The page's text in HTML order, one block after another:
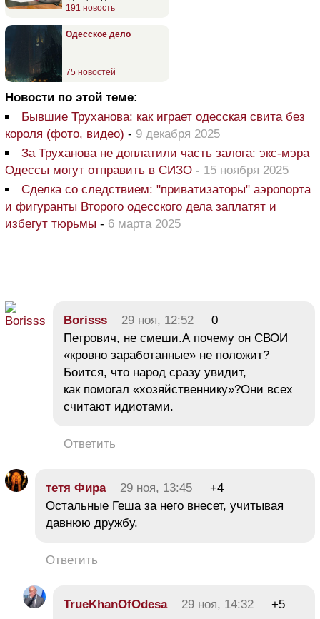
191 новость
Одесское дело
75 новостей
Новости по этой теме:
Бывшие Труханова: как играет одесская свита без
короля (фото, видео) - 9 декабря 2025
За Труханова не доплатили часть залога: экс-мэра
Одессы могут отправить в СИЗО - 15 ноября 2025
Сделка со следствием: "приватизаторы" аэропорта
и фигуранты Второго одесского дела заплатят и
избегут тюрьмы - 6 марта 2025
Borisss 29 ноя, 12:52
0
Петрович, не смеши.А почему он СВОИ
«кровно заработанные» не положит?
Боится, что народ сразу увидит,
как помогал «хозяйственнику»?Они всех
считают идиотами.
Ответить
тетя Фира 29 ноя, 13:45
+4
Остальные Геша за него внесет, учитывая
давнюю дружбу.
Ответить
TrueKhanOfOdesa 29 ноя, 14:32 +5